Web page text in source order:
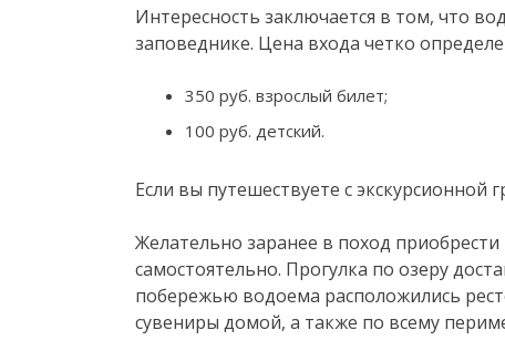
Интересность заключается в том, что
заповеднике. Цена входа четко
350 руб. взрослый билет;
100 руб. детский.
Если вы путешествуете с экскурсионной
Желательно заранее в поход
самостоятельно. Прогулка по озеру
побережью водоема расположились
сувениры домой, а также по всему